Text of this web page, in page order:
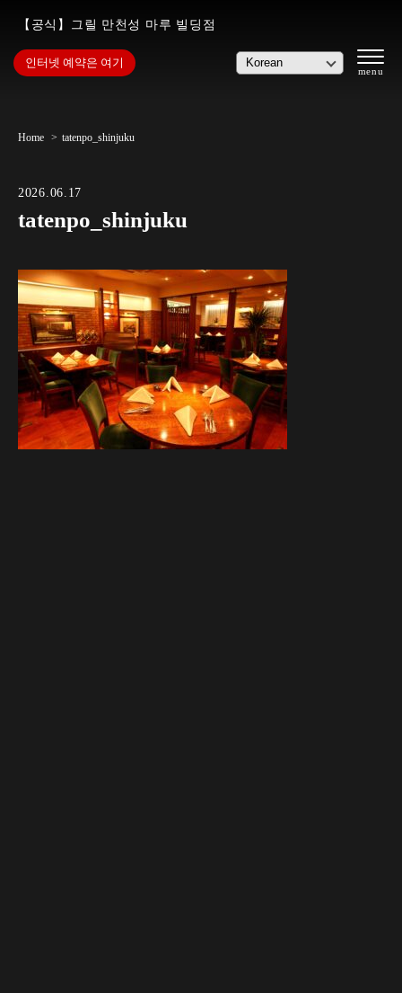
【공식】그릴 만천성 마루 빌딩점
인터넷 예약은 여기
Home tatenpo_shinjuku
2026.06.17
tatenpo_shinjuku